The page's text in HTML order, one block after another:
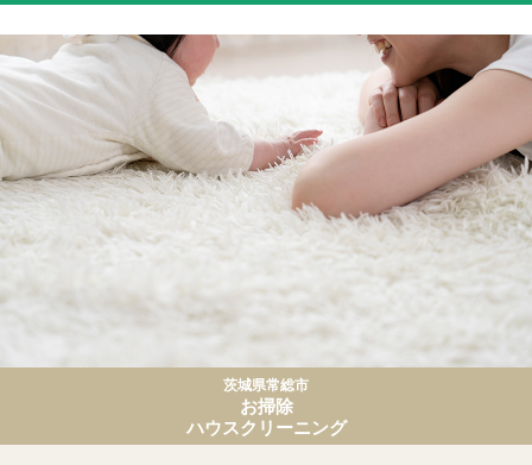
茨城県常総市
お掃除
ハウスクリーニング